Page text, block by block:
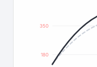
180
350